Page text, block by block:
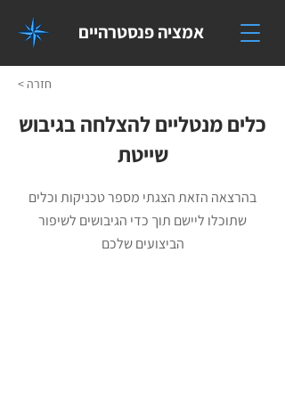
אמציה פנסטרהיים
< חזרה
כלים מנטליים להצלחה בגיבוש
שייטת
בהרצאה הזאת הצגתי מספר טכניקות וכלים
שתוכלו ליישם תוך כדי הגיבושים לשיפור
הביצועים שלכם